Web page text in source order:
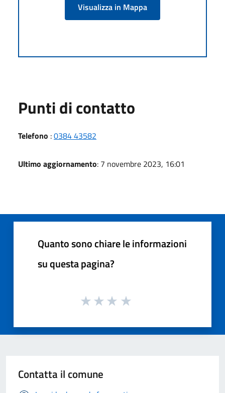
Visualizza in Mappa
Punti di contatto
Telefono :0384 43582
Ultimo aggiornamento: 7 novembre 2023, 16:01
Quanto sono chiare le informazioni
su questa pagina?
Contatta il comune